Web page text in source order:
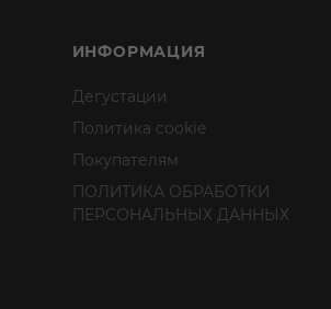
ИНФОРМАЦИЯ
Дегустации
Политика cookie
Покупателям
ПОЛИТИКА ОБРАБОТКИ
ПЕРСОНАЛЬНЫХ ДАННЫХ